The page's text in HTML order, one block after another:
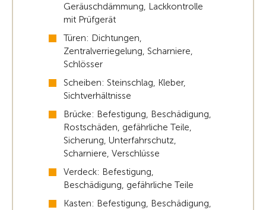
Geräuschdämmung, Lackkontrolle
mit Prüfgerät
Türen: Dichtungen,
Zentralverriegelung, Scharniere,
Schlösser
Scheiben: Steinschlag, Kleber,
Sichtverhältnisse
Brücke: Befestigung, Beschädigung,
Rostschäden, gefährliche Teile,
Sicherung, Unterfahrschutz,
Scharniere, Verschlüsse
Verdeck: Befestigung,
Beschädigung, gefährliche Teile
Kasten: Befestigung, Beschädigung,